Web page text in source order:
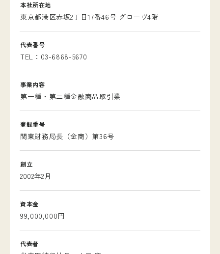
本社所在地
東京都港区赤坂2丁目17番46号 グローヴ4階
代表番号
TEL：03-6868-5670
事業内容
第一種・第二種金融商品取引業
登録番号
関東財務局長（金商）第36号
創立
2002年2月
資本金
99,000,000円
代表者